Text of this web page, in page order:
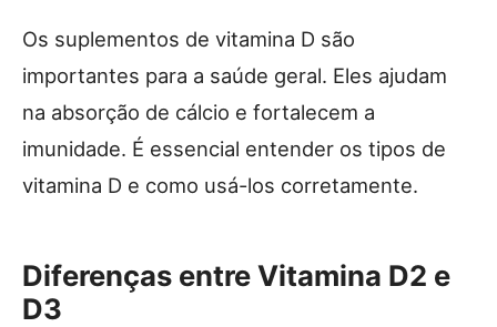
Os suplementos de vitamina D são
importantes para a saúde geral. Eles ajudam
na absorção de cálcio e fortalecem a
imunidade. É essencial entender os tipos de
vitamina D e como usá-los corretamente.
Diferenças entre Vitamina D2 e
D3